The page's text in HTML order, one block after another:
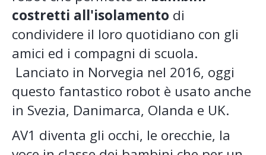
costretti all'isolamento di
condividere il loro quotidiano con gli
amici ed i compagni di scuola.
Lanciato in Norvegia nel 2016, oggi
questo fantastico robot è usato anche
in Svezia, Danimarca, Olanda e UK.
AV1 diventa gli occhi, le orecchie, la